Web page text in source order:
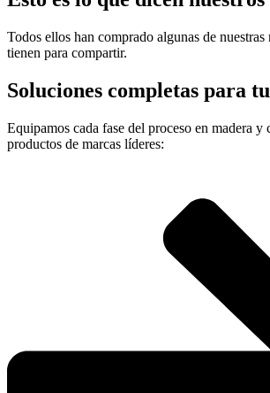
Todos ellos han comprado algunas de nuestras
tienen para compartir.
Soluciones completas para
Equipamos cada fase del proceso en madera y
productos de marcas líderes: